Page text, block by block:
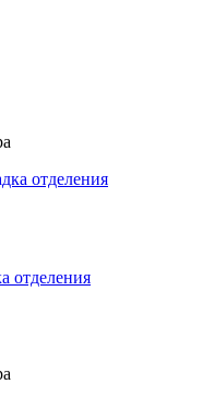
отделения